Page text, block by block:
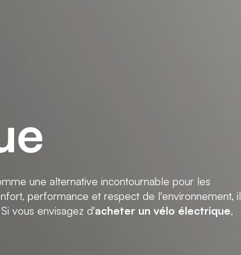
une alternative incontournable pour les
performance et respect de l'environnement, il
vous envisagez d'acheter un vélo électrique,